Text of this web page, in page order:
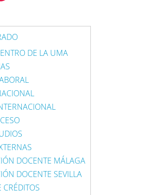
DE LA UMA
DOCENTE MÁLAGA
DOCENTE SEVILLA